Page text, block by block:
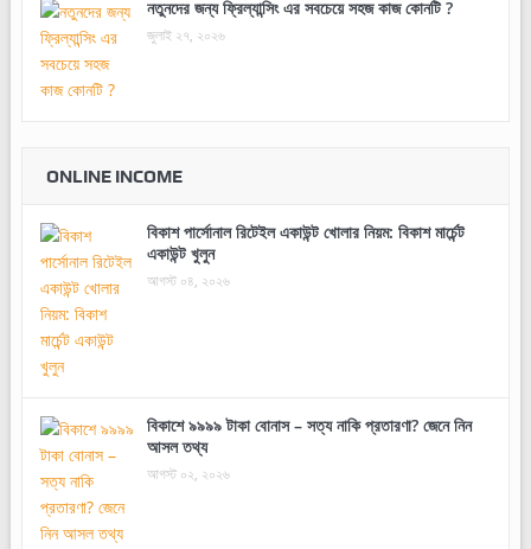
নতুনদের জন্য ফ্রিল্যান্সিং এর সবচেয়ে সহজ কাজ কোনটি ?
জুলাই ২৭, ২০২৬
ONLINE INCOME
বিকাশ পার্সোনাল রিটেইল একাউন্ট খোলার নিয়ম: বিকাশ মার্চেন্ট
একাউন্ট খুলুন
আগস্ট ০৪, ২০২৬
বিকাশে ৯৯৯৯ টাকা বোনাস – সত্য নাকি প্রতারণা? জেনে নিন
আসল তথ্য
আগস্ট ০২, ২০২৬